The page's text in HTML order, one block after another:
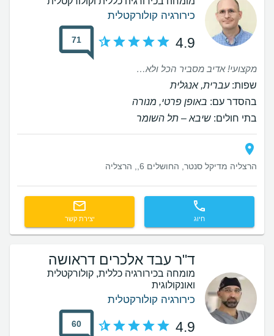
כירורגיה קולורקטלית
4.9
71
מקצועי! אדיב מסביר הכל ולא משאיר אף שאלה בלי לענות. מתעניין אחרי הניתוח,נינוח מרגיע,אני מאד ממליץ על דוקטור קנט. תודה רבה דוקטור קנט על השירות הרפואי והסיוע להירפא אחרי הרבה שנות סבל.
שפות:עברית, אנגלית
בהסדר עם: באופן פרטי, מנורה
בתי חולים: שיבא – תל השומר
הרצליה מדיקל סנטר, החושלים 6,, הרצליה
חיוג יצירת קשר
ד"ר עבד אלכרים דראושה
מומחה בכירורגיה כללית, קולורקטלית
ואונקולוגית
כירורגיה קולורקטלית
4.9
60